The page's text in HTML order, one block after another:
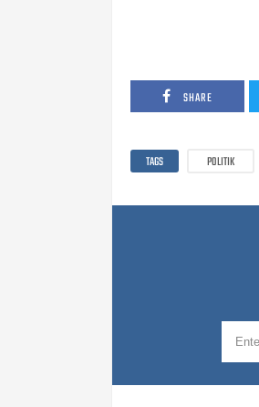
SHARE
TAGS POLITIK